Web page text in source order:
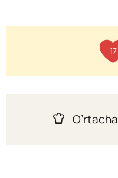
17
O’rtacha